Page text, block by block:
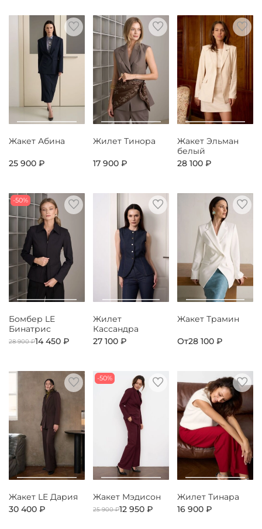
Жакет Абина
25 900 ₽
Жилет Тинора
17 900 ₽
Жакет Эльман
белый
28 100 ₽
-50%
Бомбер LE
Бинатрис
28 900 ₽14 450 ₽
Жилет
Кассандра
27 100 ₽
Жакет Трамин
От28 100 ₽
Жакет LE Дария
30 400 ₽
-50%
Жакет Мэдисон
25 900 ₽12 950 ₽
Жилет Тинара
16 900 ₽